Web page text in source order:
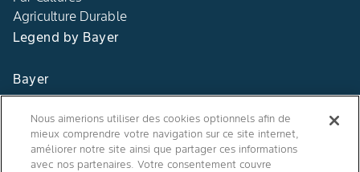
Agriculture Durable
Legend by Bayer
Bayer
Contact
Qui sommes nous ?
Nous aimerions utiliser des cookies optionnels afin de
mieux comprendre votre navigation sur ce site internet,
améliorer notre site ainsi que partager ces informations
avec nos partenaires. Votre consentement couvre